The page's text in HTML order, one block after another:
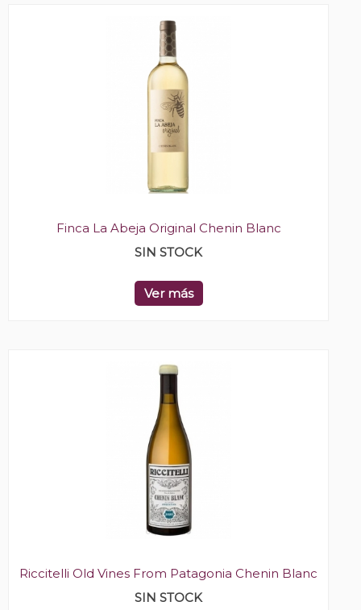
Finca La Abeja Original Chenin Blanc
SIN STOCK
Ver más
Riccitelli Old Vines From Patagonia Chenin Blanc
SIN STOCK